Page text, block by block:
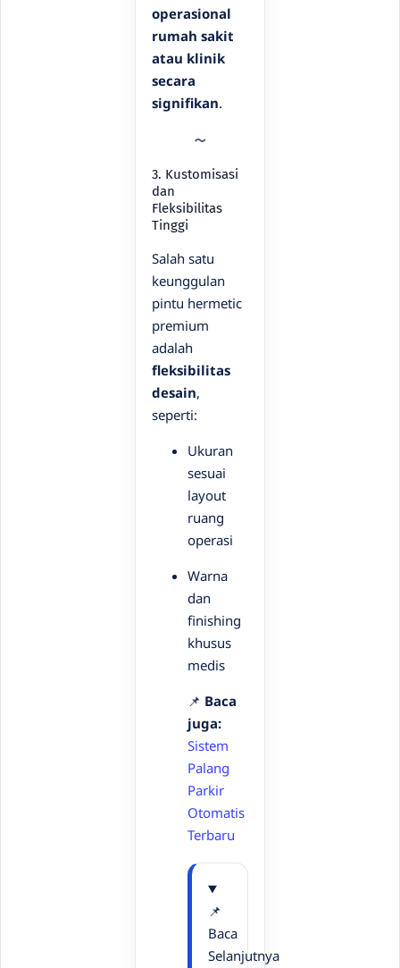
operasional
rumah sakit
atau klinik
secara
signifikan.
3. Kustomisasi
dan
Fleksibilitas
Tinggi
Salah satu
keunggulan
pintu hermetic
premium
adalah
fleksibilitas
desain,
seperti:
Ukuran
sesuai
layout
ruang
operasi
Warna
dan
finishing
khusus
medis
📌 Baca
juga:
Sistem
Palang
Parkir
Otomatis
Terbaru
📌
Baca
Selanjutnya